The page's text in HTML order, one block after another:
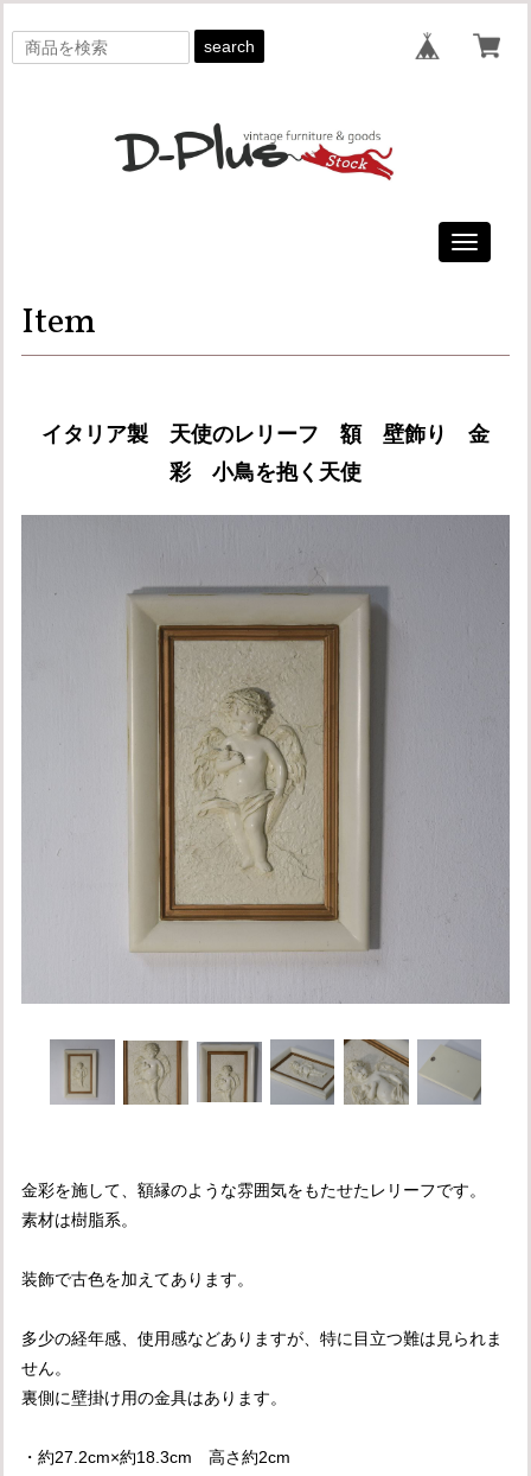
search
Toggle
Item
イタリア製 天使のレリーフ 額 壁飾り 金
彩 小鳥を抱く天使
金彩を施して、額縁のような雰囲気をもたせたレリーフです。
素材は樹脂系。
装飾で古色を加えてあります。
多少の経年感、使用感などありますが、特に目立つ難は見られま
せん。
裏側に壁掛け用の金具はあります。
・約27.2cm×約18.3cm 高さ約2cm